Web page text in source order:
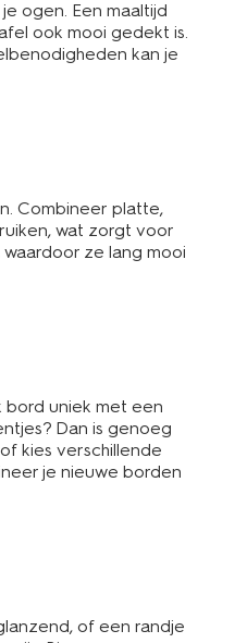
ogen. Een maaltijd
ook mooi gedekt is.
kan je
Combineer platte,
wat zorgt voor
ze lang mooi
bord uniek met een
Dan is genoeg
kies verschillende
je nieuwe borden
of een randje